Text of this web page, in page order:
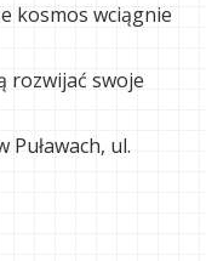
kosmos wciągnie
rozwijać swoje
ul.